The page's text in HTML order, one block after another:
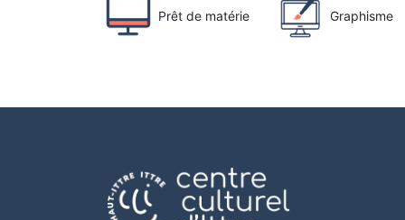
Prêt de matérie Graphisme